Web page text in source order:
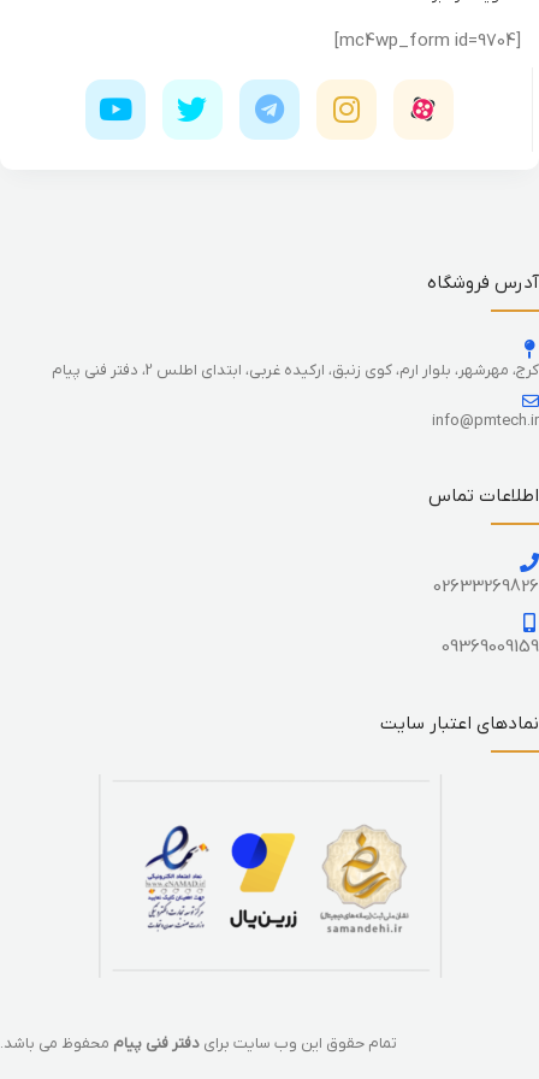
[mc4wp_form id=9704]
آدرس فروشگاه
کرج، مهرشهر، بلوار ارم، کوی زنبق، ارکیده غربی، ابتدای اطلس 2، دفتر فنی پیام
info@pmtech.ir
اطلاعات تماس
02633269826
09369009159
نمادهای اعتبار سایت
تمام حقوق این وب سایت برای دفتر فنی پیام محفوظ می باشد.